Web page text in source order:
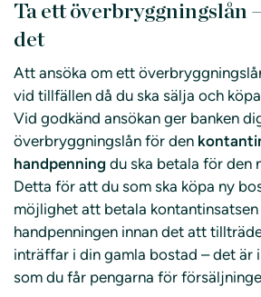
Ta ett överbryggningslån
det
Att ansöka om ett
vid tillfällen då du ska sälja och
Vid godkänd ansökan ger banken
överbryggningslån för den
handpenning du ska betala för den
Detta för att du som ska köpa ny
möjlighet att betala kontantinsatsen
handpenningen innan det att
inträffar i din gamla bostad – det är
som du får pengarna för